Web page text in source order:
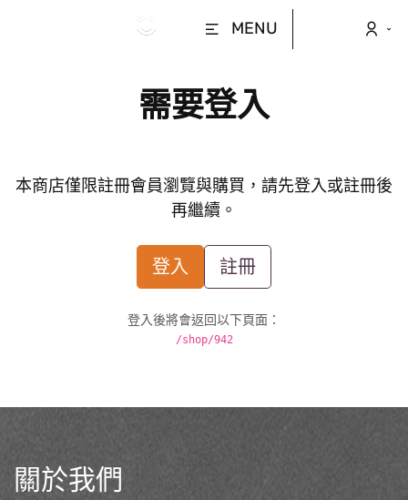
MENU
需要登入
本商店僅限註冊會員瀏覽與購買，請先登入或註冊後
再繼續。
登入 註冊
登入後將會返回以下頁面：
/shop/942
關於我們